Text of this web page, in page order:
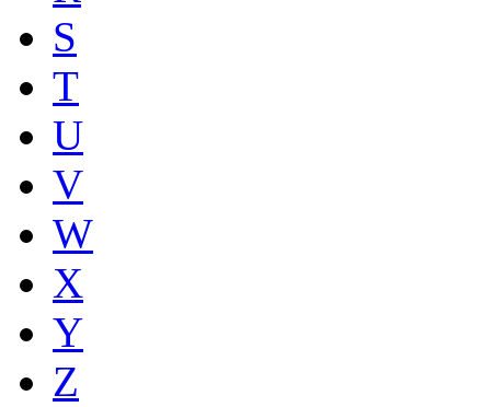
S
T
U
V
W
X
Y
Z